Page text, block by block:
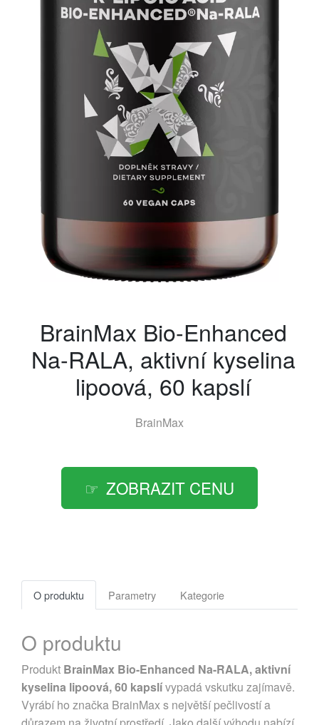
BrainMax Bio-Enhanced
Na-RALA, aktivní kyselina
lipoová, 60 kapslí
BrainMax
ZOBRAZIT CENU
O produktu Parametry Kategorie
O produktu
Produkt BrainMax Bio-Enhanced Na-RALA, aktivní
kyselina lipoová, 60 kapslívypadá vskutku zajímavě.
Vyrábí ho značka BrainMax s největší pečlivostí a